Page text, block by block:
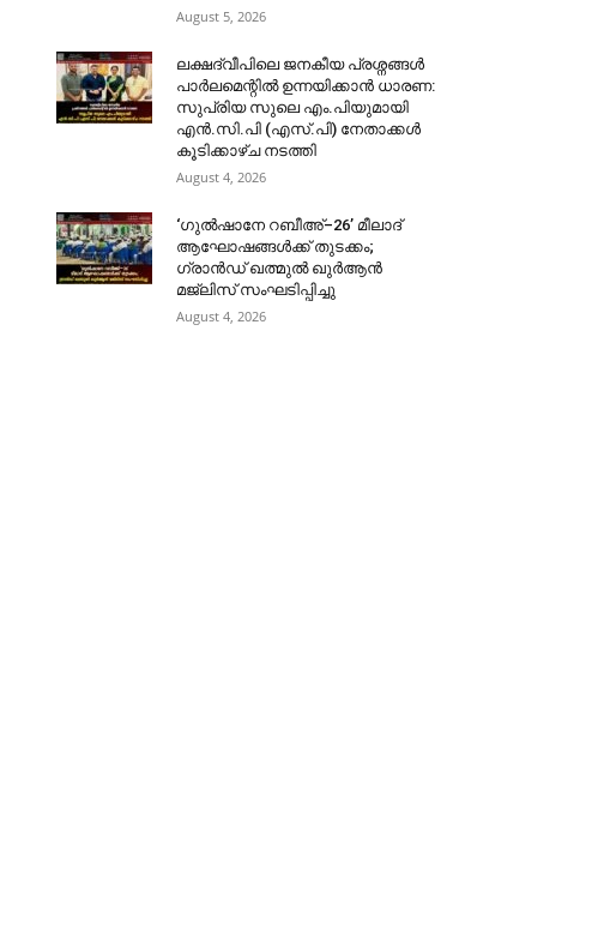
August 5, 2026
ലക്ഷദ്വീപിലെ ജനകീയ പ്രശ്നങ്ങൾ
പാർലമെന്റിൽ ഉന്നയിക്കാൻ ധാരണ:
സുപ്രിയ സുലെ എം.പിയുമായി
എൻ.സി.പി (എസ്.പി) നേതാക്കൾ
കൂടിക്കാഴ്ച നടത്തി
August 4, 2026
‘ഗുൽഷാനേ റബീഅ്–26’ മീലാദ്
ആഘോഷങ്ങൾക്ക് തുടക്കം;
ഗ്രാൻഡ് ഖത്മുൽ ഖുർആൻ
മജ്‌ലിസ് സംഘടിപ്പിച്ചു
August 4, 2026